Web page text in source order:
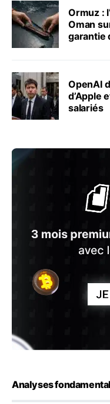
Ormuz :
Oman
garantie
OpenAI
d’Apple
salariés
Analyses